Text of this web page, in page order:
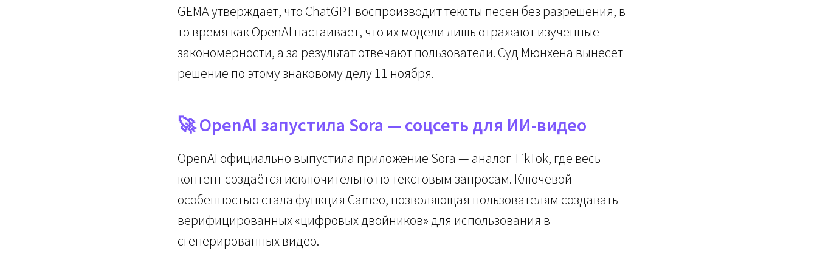
GEMA утверждает, что ChatGPT воспроизводит тексты песен без разрешения, в
то время как OpenAI настаивает, что их модели лишь отражают изученные
закономерности, а за результат отвечают пользователи. Суд Мюнхена вынесет
решение по этому знаковому делу 11 ноября.
🚀 OpenAI запустила Sora — соцсеть для ИИ-видео
OpenAI официально выпустила приложение Sora — аналог TikTok, где весь
контент создаётся исключительно по текстовым запросам. Ключевой
особенностью стала функция Cameo, позволяющая пользователям создавать
верифицированных «цифровых двойников» для использования в
сгенерированных видео.